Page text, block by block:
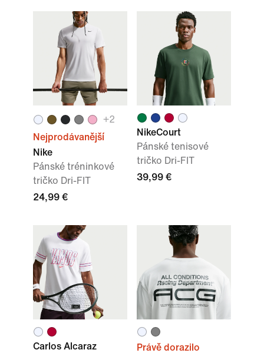
+2
Nejprodávanější
Nike
Pánské tréninkové
tričko Dri-FIT
24,99 €
NikeCourt
Pánské tenisové
tričko Dri-FIT
39,99 €
Carlos Alcaraz
Právě dorazilo